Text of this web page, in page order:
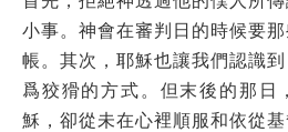
小事。神會在審判日的時候要
帳。其次，耶穌也讓我們認識
爲狡猾的方式。但末後的那日
穌，卻從未在心裡順服和依從基